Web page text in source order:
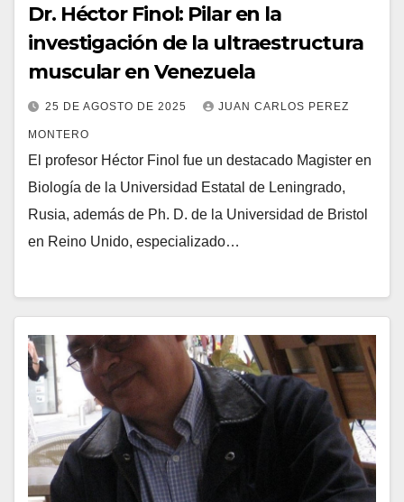
Dr. Héctor Finol: Pilar en la
investigación de la ultraestructura
muscular en Venezuela
25 DE AGOSTO DE 2025 JUAN CARLOS PEREZ
MONTERO
El profesor Héctor Finol fue un destacado Magister en
Biología de la Universidad Estatal de Leningrado,
Rusia, además de Ph. D. de la Universidad de Bristol
en Reino Unido, especializado…